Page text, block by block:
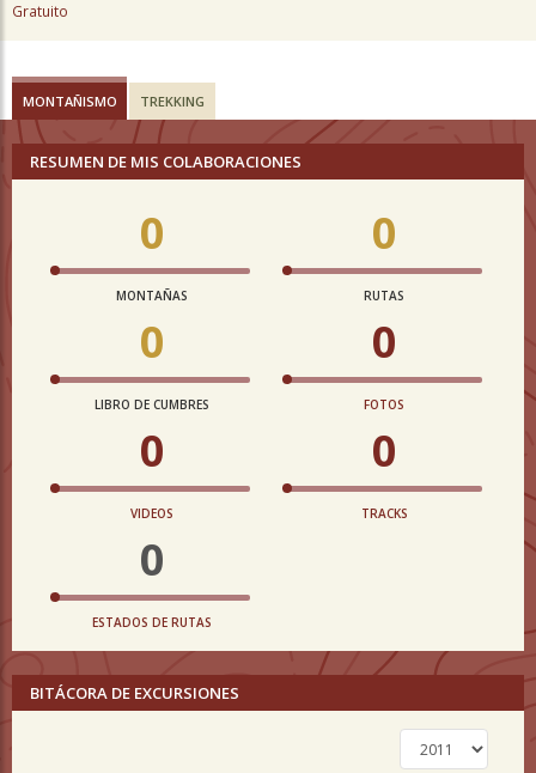
Gratuito
MONTAÑISMO TREKKING
RESUMEN DE MIS COLABORACIONES
0
MONTAÑAS
0
RUTAS
0
LIBRO DE CUMBRES
0
FOTOS
0
VIDEOS
0
TRACKS
0
ESTADOS DE RUTAS
BITÁCORA DE EXCURSIONES